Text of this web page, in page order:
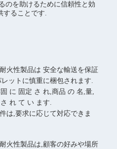
のを助けるために信頼性と効
することです.
火性製品は 安全な輸送を保証
ットに慎重に梱包されます.
に 固定 さ れ,商品 の 名,量,
れ て い ます.
は,要求に応じて対応できま
火性製品は,顧客の好みや場所